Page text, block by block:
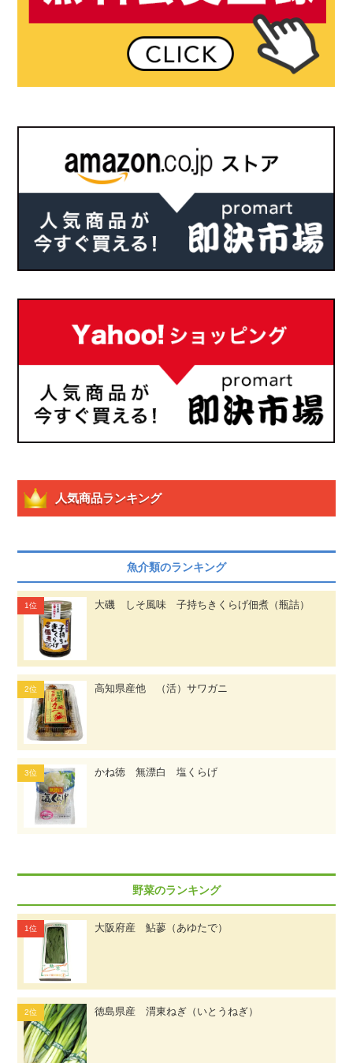
人気商品ランキング
魚介類のランキング
大磯 しそ風味 子持ちきくらげ佃煮（瓶詰）
高知県産他 （活）サワガニ
かね徳 無漂白 塩くらげ
野菜のランキング
大阪府産 鮎蓼（あゆたで）
徳島県産 渭東ねぎ（いとうねぎ）